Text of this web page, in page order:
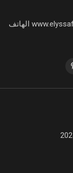
اذاعة عليسة "صوت الناس" تسمعونا على: www.elyssafm.tn الهاتف